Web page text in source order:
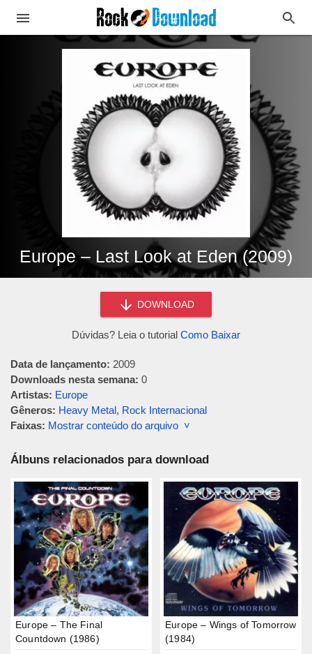
Europe – Last Look at Eden (2009)
DOWNLOAD
Dúvidas? Leia o tutorial Como Baixar
Data de lançamento: 2009
Downloads nesta semana: 0
Artistas: Europe
Gêneros: Heavy Metal, Rock Internacional
Faixas: Mostrar conteúdo do arquivo ˅
Álbuns relacionados para download
Europe – The Final
Countdown (1986)
Europe – Wings of Tomorrow
(1984)